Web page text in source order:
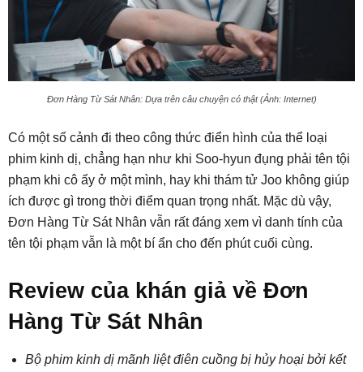
Đơn Hàng Từ Sát Nhân: Dựa trên câu chuyện có thật (Ảnh: Internet)
Có một số cảnh đi theo công thức điển hình của thể loại
phim kinh dị, chẳng hạn như khi Soo-hyun đụng phải tên tội
phạm khi cô ấy ở một mình, hay khi thám tử Joo không giúp
ích được gì trong thời điểm quan trọng nhất. Mặc dù vậy,
Đơn Hàng Từ Sát Nhân vẫn rất đáng xem vì danh tính của
tên tội phạm vẫn là một bí ẩn cho đến phút cuối cùng.
Review của khán giả về Đơn
Hàng Từ Sát Nhân
Bộ phim kinh dị mãnh liệt điên cuồng bị hủy hoại bởi kết